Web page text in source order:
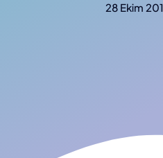
28 Ekim